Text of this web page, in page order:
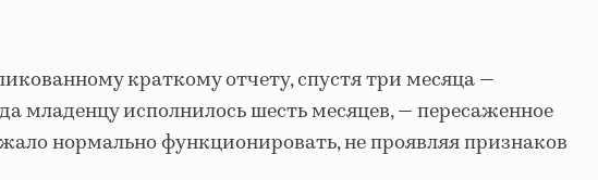
краткому отчету, спустя три месяца —
младенцу исполнилось шесть месяцев, — пересаженное
нормально функционировать, не проявляя признаков